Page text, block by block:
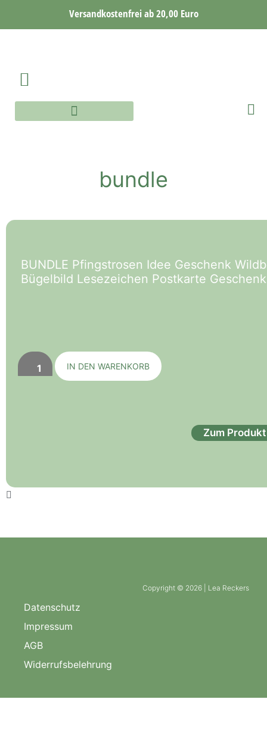
Versandkostenfrei ab 20,00 Euro
bundle
BUNDLE Pfingstrosen Idee Geschenk
Bügelbild Lesezeichen Postkarte Geschenk
IN DEN WARENKORB
Zum Produkt
Copyright © 2026 | Lea Reckers
Datenschutz
Impressum
AGB
Widerrufsbelehrung